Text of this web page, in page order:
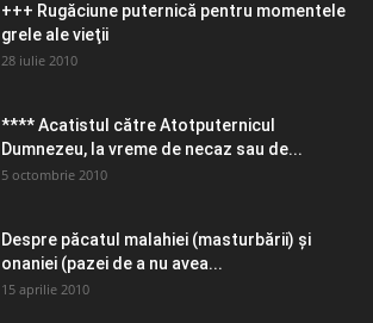
+++ Rugăciune puternică pentru momentele
grele ale vieţii
28 iulie 2010
**** Acatistul către Atotputernicul
Dumnezeu, la vreme de necaz sau de...
5 octombrie 2010
Despre păcatul malahiei (masturbării) şi
onaniei (pazei de a nu avea...
15 aprilie 2010